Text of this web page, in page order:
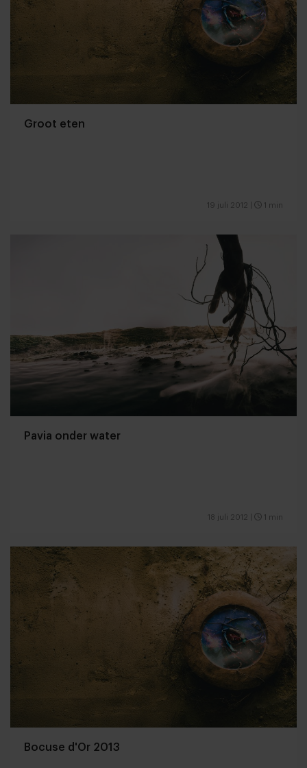
Groot eten
19 juli 2012 1 min
Pavia onder water
18 juli 2012 1 min
Bocuse d'Or 2013